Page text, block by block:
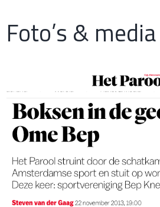
Foto’s & media